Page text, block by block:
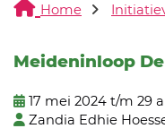
Home
Meideninloop
17 mei 2024 t/m 29
Zandia Edhie